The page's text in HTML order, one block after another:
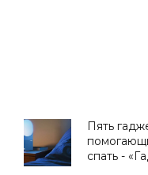
Пять
спать -